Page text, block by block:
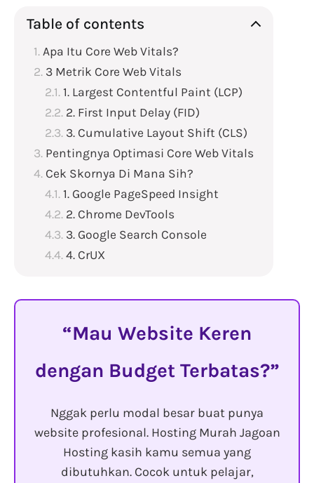
Table of contents
Apa Itu Core Web Vitals?
3 Metrik Core Web Vitals
1. Largest Contentful Paint (LCP)
2. First Input Delay (FID)
3. Cumulative Layout Shift (CLS)
Pentingnya Optimasi Core Web Vitals
Cek Skornya Di Mana Sih?
1. Google PageSpeed Insight
2. Chrome DevTools
3. Google Search Console
4. CrUX
Mau Website Keren
dengan Budget Terbatas?
Nggak perlu modal besar buat punya
website profesional. Hosting Murah Jagoan
Hosting kasih kamu semua yang
dibutuhkan. Cocok untuk pelajar,